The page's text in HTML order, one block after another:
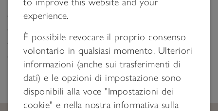
è un esperto a livello mondiale in e-commerce e
database (Django, Python e Vue.ju). Lui non solo
è lo sviluppatore di „winePad, il sommelier
digitale“, ma è anche un sommelier professionista
per passione.
experience.
È possibile revocare il proprio consenso
volontario in qualsiasi momento. Ulteriori
informazioni (anche sui trasferimenti di
dati) e le opzioni di impostazione sono
disponibili alla voce "Impostazioni dei
cookie" e nella nostra informativa sulla